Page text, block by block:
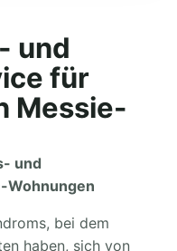
und
für
Messie-
und
Wohnungen
bei dem
haben, sich von